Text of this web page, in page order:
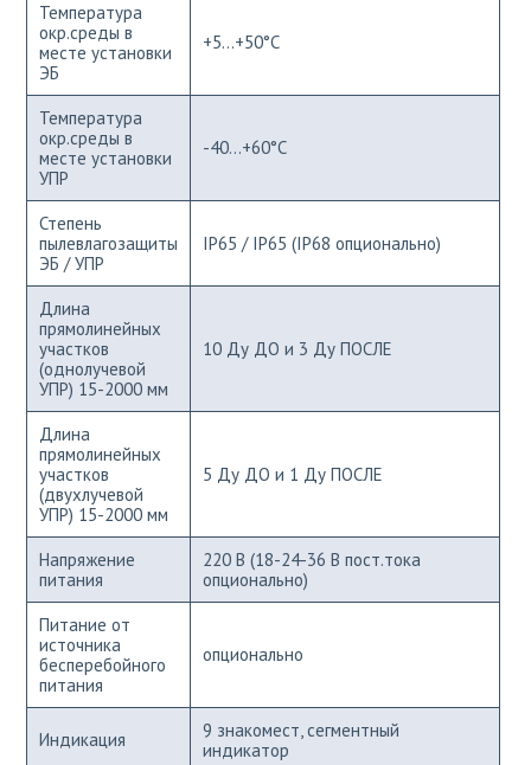
Температура
окр.среды в
месте установки
ЭБ
+5...+50°С
Температура
окр.среды в
месте установки
УПР
-40...+60°С
Степень
пылевлагозащиты
ЭБ / УПР
IP65 / IP65 (IP68 опционально)
Длина
прямолинейных
участков
(однолучевой
УПР) 15-2000 мм
10 Ду ДО и 3 Ду ПОСЛЕ
Длина
прямолинейных
участков
(двухлучевой
УПР) 15-2000 мм
5 Ду ДО и 1 Ду ПОСЛЕ
Напряжение
питания
220 В (18-24-36 В пост.тока
опционально)
Питание от
источника
бесперебойного
питания
опционально
Индикация
9 знакомест, сегментный
индикатор